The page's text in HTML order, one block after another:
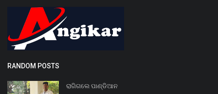
RANDOM POSTS
ରାଗିଗଲେ ପାଣ୍ଡିଆନ